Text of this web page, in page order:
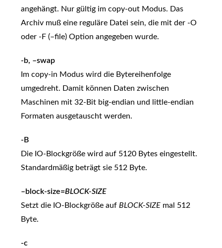
angehängt. Nur gültig im copy-out Modus. Das
Archiv muß eine reguläre Datei sein, die mit der -O
oder -F (–file) Option angegeben wurde.
-b, –swap
Im copy-in Modus wird die Bytereihenfolge
umgedreht. Damit können Daten zwischen
Maschinen mit 32-Bit big-endian und little-endian
Formaten ausgetauscht werden.
-B
Die IO-Blockgröße wird auf 5120 Bytes eingestellt.
Standardmäßig beträgt sie 512 Byte.
–block-size=BLOCK-SIZE
Setzt die IO-Blockgröße auf BLOCK-SIZE mal 512
Byte.
-c